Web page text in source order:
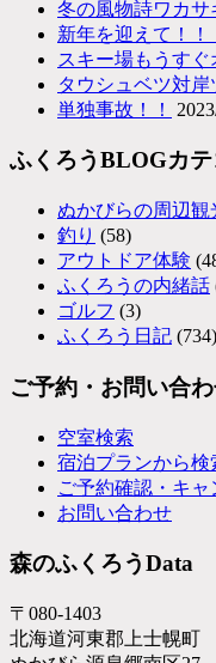
冬の風物詩ワカサ
新年を迎えて！！
スキー場もうすぐ
タウシュベツ対岸
単独事故！！
ふくろうBLOGカテ
ぬかびらの周辺観
釣り (58)
アウトドア体験
ふくろうの内緒話
ゴルフ (3)
ふくろう日記 (734)
ご予約・お問い合
空室検索
宿泊プランから検
ご予約確認・キャ
お問い合わせ
森のふくろうData
〒080-1403
北海道河東郡上士幌町